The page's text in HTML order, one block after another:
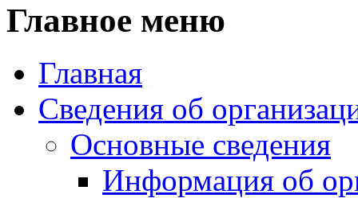
Главное меню
Главная
Сведения об
Основные сведения
Информация об